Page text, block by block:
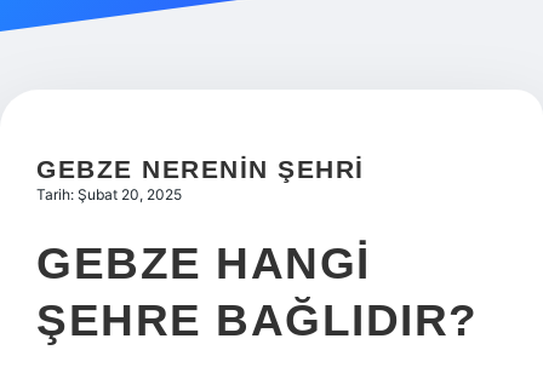
Hakkımızda
GEBZE NERENIN ŞEHRI
Tarih: Şubat 20, 2025
GEBZE HANGI
ŞEHRE BAĞLIDIR?